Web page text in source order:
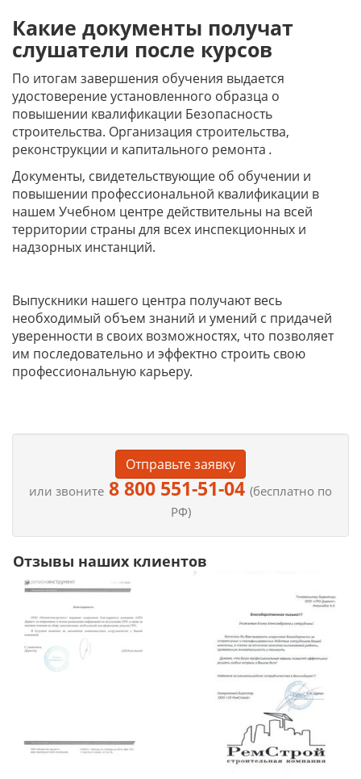
Какие документы получат
слушатели после курсов
По итогам завершения обучения выдается
удостоверение установленного образца о
повышении квалификации Безопасность
строительства. Организация строительства,
реконструкции и капитального ремонта .
Документы, свидетельствующие об обучении и
повышении профессиональной квалификации в
нашем Учебном центре действительны на всей
территории страны для всех инспекционных и
надзорных инстанций.
Выпускники нашего центра получают весь
необходимый объем знаний и умений с придачей
уверенности в своих возможностях, что позволяет
им последовательно и эффектно строить свою
профессиональную карьеру.
Отправьте заявку
или звоните 8 800 551-51-04 (бесплатно по
РФ)
Отзывы наших клиентов